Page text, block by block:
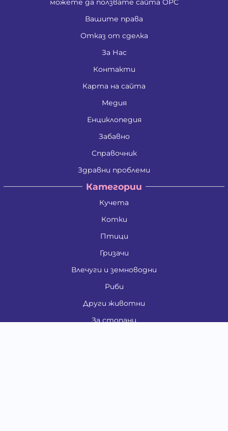
Вашите права
Отказ от сделка
За Нас
Контакти
Карта на сайта
Медия
Енциклопедия
Забавно
Справочник
Здравни проблеми
Категории
Кучета
Котки
Птици
Гризачи
Влечуги и земноводни
Риби
Други животни
За стопани